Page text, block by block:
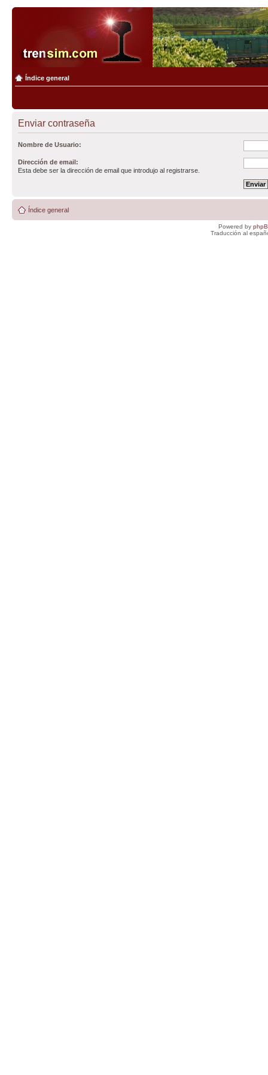
Índice general
Enviar contraseña
Nombre de Usuario:
Dirección de email:
Esta debe ser la dirección de email que introdujo al registrarse.
Índice general
Powered by
Traducción al